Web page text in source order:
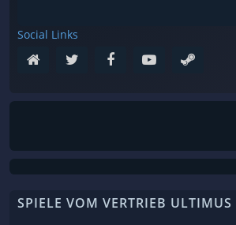
Social Links
SPIELE VOM VERTRIEB ULTIMUS